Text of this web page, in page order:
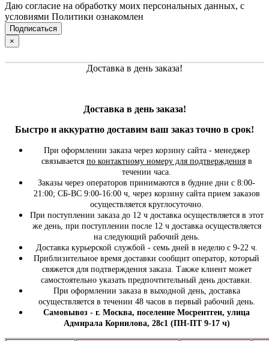
Даю согласие на обработку моих персональных данных, с
условиями Политики ознакомлен
×
Доставка в день заказа!
Доставка в день заказа!
Быстро и аккуратно доставим ваш заказ точно в срок!
При оформлении заказа через корзину сайта - менеджер
связывается по контактному номеру для подтвержденияв
течении часа.
Заказы через операторов принимаются в будние дни с 8:00-
21:00; СБ-ВС 9:00-16:00 ч, через корзину сайта прием заказов
осуществляется круглосуточно.
При поступлении заказа до 12 ч доставка осуществляется в этот
же день, при поступлении после 12 ч доставка осуществляется
на следующий рабочий день.
Доставка курьерской службой - семь дней в неделю с 9-22 ч.
Приблизительное время доставки сообщит оператор, который
свяжется для подтверждения заказа. Также клиент может
самостоятельно указать предпочтительный день доставки.
При оформлении заказа в выходной день, доставка
осуществляется в течении 48 часов в первый рабочий день.
Самовывоз - г. Москва, поселение Мосрентген, улица
Адмирала Корнилова, 28с1 (ПН-ПТ 9-17 ч)